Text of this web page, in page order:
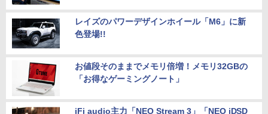
レイズのパワーデザインホイール「M6」に新
色登場!!
お値段そのままでメモリ倍増！メモリ32GBの
「お得なゲーミングノート」
iFi audio主力「NEO Stream 3」「NEO iDSD